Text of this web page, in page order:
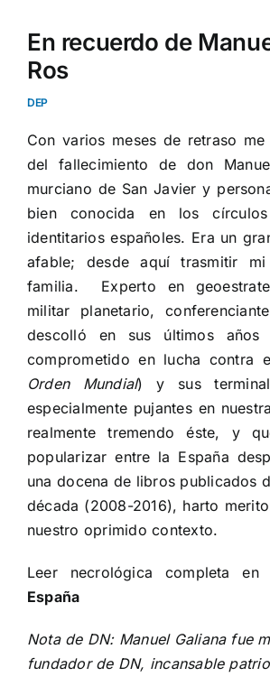
imagen
más
grande
En recuerdo de
Ros
DEP
Con varios meses de retraso
del fallecimiento de don
murciano de San Javier y
bien conocida en los
identitarios españoles. Era un
afable; desde aquí trasmitir
familia. Experto en
militar planetario,
descolló en sus últimos años
comprometido en lucha contra
Orden Mundial) y sus
especialmente pujantes en
realmente tremendo éste, y
popularizar entre la España
una docena de libros publicados
década (2008-2016), harto
nuestro oprimido contexto.
Leer necrológica completa en
España
Nota de DN: Manuel Galiana fue
fundador de DN, incansable